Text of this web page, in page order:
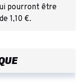
pourront être
1,10 €.